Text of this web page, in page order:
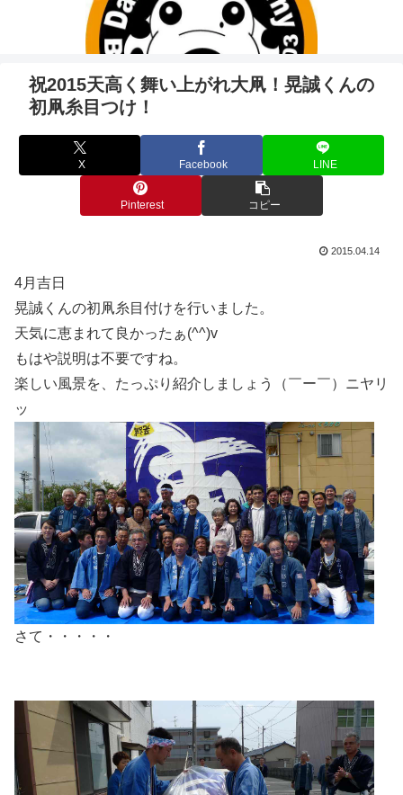
祝2015天高く舞い上がれ大凧！晃誠くんの
初凧糸目つけ！
X Facebook LINE
Pinterest コピー
2015.04.14
4月吉日
晃誠くんの初凧糸目付けを行いました。
天気に恵まれて良かったぁ(^^)v
もはや説明は不要ですね。
楽しい風景を、たっぷり紹介しましょう（￣ー￣）ニヤリ
ッ
さて・・・・・